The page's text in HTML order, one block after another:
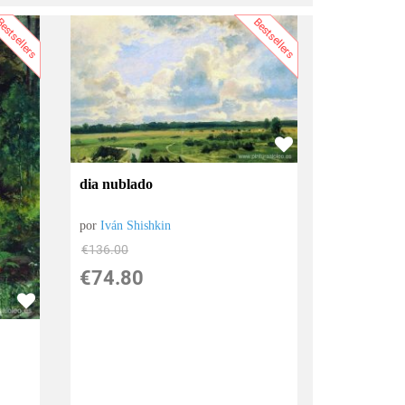
Bestsellers
dia nublado
porIván Shishkin
€136.00
€74.80